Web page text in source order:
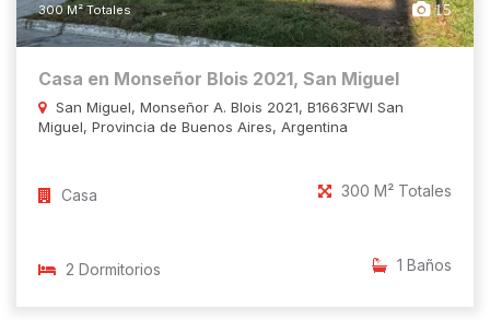
300 M² Totales 15
Casa en Monseñor Blois 2021, San Miguel
San Miguel, Monseñor A. Blois 2021, B1663FWI San
Miguel, Provincia de Buenos Aires, Argentina
Casa 300 M² Totales
2 Dormitorios 1 Baños